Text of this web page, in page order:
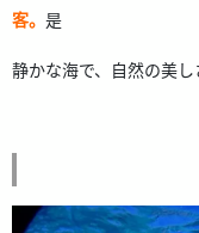
客。 是
静かな海で、自然の美